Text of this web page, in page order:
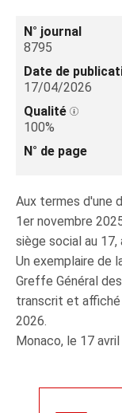
N° journal
8795
Date de
17/04/2026
Qualité
100%
N° de page
Aux termes d'une
1er novembre
siège social au
Un exemplaire de
Greffe Général
transcrit et affiché
2026.
Monaco, le 17